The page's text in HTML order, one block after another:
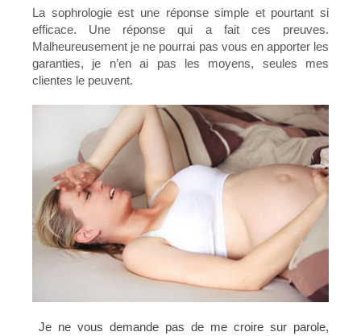
La sophrologie est une réponse simple et pourtant si
efficace. Une réponse qui a fait ces preuves.
Malheureusement je ne pourrai pas vous en apporter les
garanties, je n’en ai pas les moyens, seules mes
clientes le peuvent.
Je ne vous demande pas de me croire sur parole,